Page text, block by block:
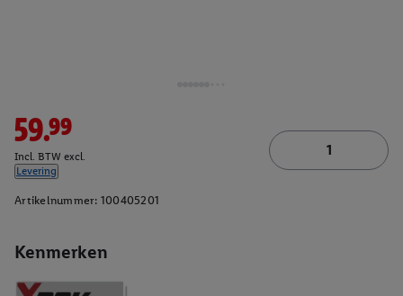
Kenmerken
59.99
Incl. BTW excl.
Levering
Artikelnummer: 100405201